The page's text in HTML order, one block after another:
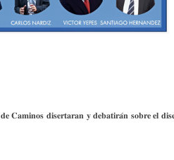
𝐝𝐢𝐬𝐞𝐫𝐭𝐚𝐫𝐚𝐧 𝐲 𝐝𝐞𝐛𝐚𝐭𝐢𝐫𝐚́𝐧 𝐬𝐨𝐛𝐫𝐞 𝐞𝐥